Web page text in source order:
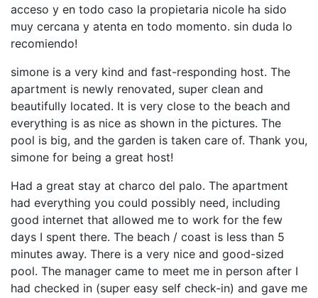
acceso y en todo caso la propietaria nicole ha sido
muy cercana y atenta en todo momento. sin duda lo
recomiendo!
simone is a very kind and fast-responding host. The
apartment is newly renovated, super clean and
beautifully located. It is very close to the beach and
everything is as nice as shown in the pictures. The
pool is big, and the garden is taken care of. Thank you,
simone for being a great host!
Had a great stay at charco del palo. The apartment
had everything you could possibly need, including
good internet that allowed me to work for the few
days I spent there. The beach / coast is less than 5
minutes away. There is a very nice and good-sized
pool. The manager came to meet me in person after I
had checked in (super easy self check-in) and gave me